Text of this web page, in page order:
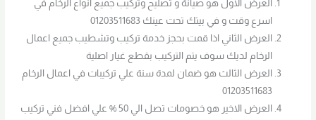
العرض الاول هو صيانة و تصليح وتركيب جميع انواع الرخام في
اسرع وقت و في بيتك تحت عينك 01203511683
العرض الثاني اذا قمت بحجز خدمة تركيب وتشطيب جميع اعمال
الرخام لديك سوف يتم التركيب بقطع غيار اصلية
العرض الثالث هو ضمان لمدة سنة علي تركيبات في اعمال الرخام
01203511683
العرض الاخير هو خصومات تصل الي 50 % علي افضل فني تركيب